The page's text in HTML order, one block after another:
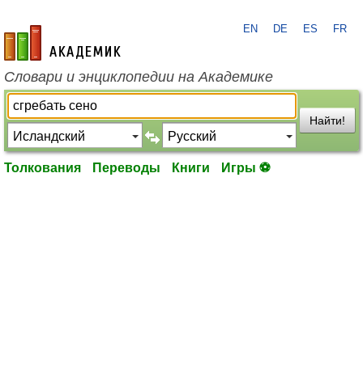
academic.ru
EN DE ES FR
Словари и энциклопедии на Академике
Найти!
Толкования Переводы Книги Игры ⚽